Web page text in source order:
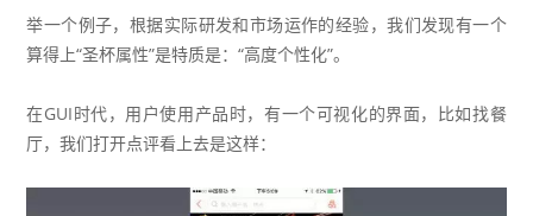
举一个例子，根据实际研发和市场运作的经验，我们发现有一个
算得上“圣杯属性”是特质是：“高度个性化”。
在GUI时代，用户使用产品时，有一个可视化的界面，比如找餐
厅，我们打开点评看上去是这样：